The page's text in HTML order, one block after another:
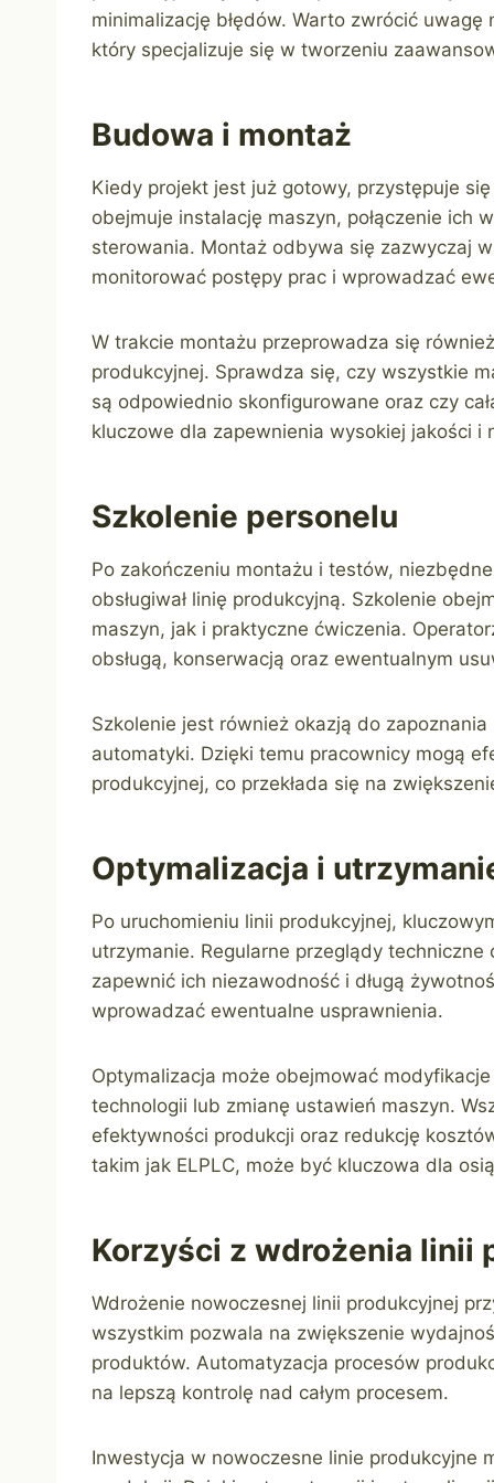
minimalizację błędów. Warto zwrócić
który specjalizuje się w tworzeniu
Budowa i montaż
Kiedy projekt jest już gotowy, przystępuje
obejmuje instalację maszyn, połączenie ich
sterowania. Montaż odbywa się zazwyczaj
monitorować postępy prac i wprowadzać
W trakcie montażu przeprowadza się
produkcyjnej. Sprawdza się, czy wszystkie
są odpowiednio skonfigurowane oraz czy
kluczowe dla zapewnienia wysokiej jakości i
Szkolenie personelu
Po zakończeniu montażu i testów,
obsługiwał linię produkcyjną. Szkolenie
maszyn, jak i praktyczne ćwiczenia.
obsługą, konserwacją oraz ewentualnym
Szkolenie jest również okazją do
automatyki. Dzięki temu pracownicy mogą
produkcyjnej, co przekłada się na
Optymalizacja i
Po uruchomieniu linii produkcyjnej,
utrzymanie. Regularne przeglądy
zapewnić ich niezawodność i długą
wprowadzać ewentualne usprawnienia.
Optymalizacja może obejmować
technologii lub zmianę ustawień maszyn.
efektywności produkcji oraz redukcję
takim jak ELPLC, może być kluczowa dla
Korzyści z wdrożenia linii
Wdrożenie nowoczesnej linii produkcyjnej
wszystkim pozwala na zwiększenie
produktów. Automatyzacja procesów
na lepszą kontrolę nad całym procesem.
Inwestycja w nowoczesne linie produkcyjne